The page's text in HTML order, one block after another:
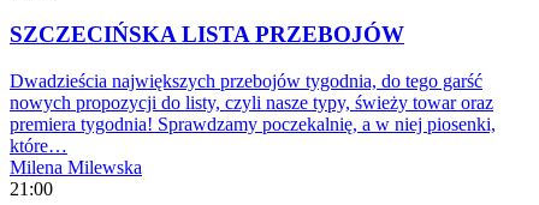
SZCZECIŃSKA LISTA PRZEBOJÓW
Dwadzieścia największych przebojów tygodnia, do tego garść
nowych propozycji do listy, czyli nasze typy, świeży towar oraz
premiera tygodnia! Sprawdzamy poczekalnię, a w niej piosenki,
które…
Milena Milewska
21:00